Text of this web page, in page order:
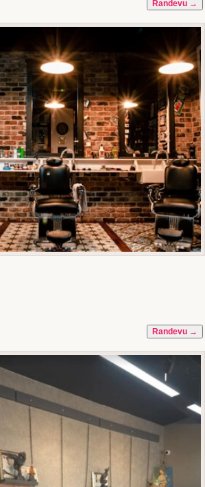
Randevu →
Randevu →